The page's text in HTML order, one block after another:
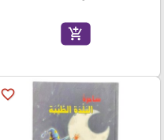
add_shopping_cart
favorite_border